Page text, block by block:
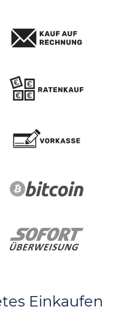
Einkaufen